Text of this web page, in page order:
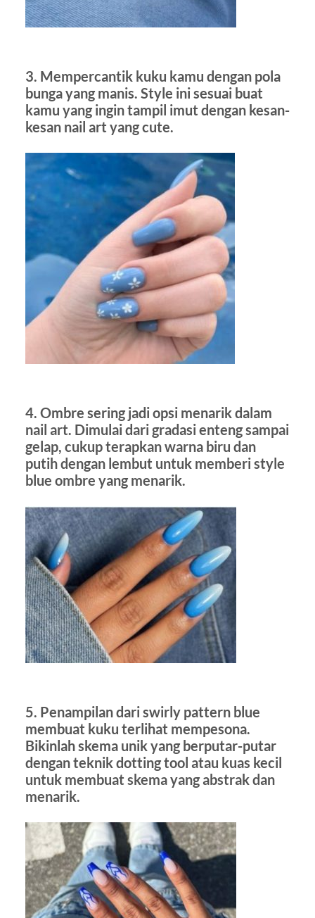
3. Mempercantik kuku kamu dengan pola
bunga yang manis. Style ini sesuai buat
kamu yang ingin tampil imut dengan kesan-
kesan nail art yang cute.
4. Ombre sering jadi opsi menarik dalam
nail art. Dimulai dari gradasi enteng sampai
gelap, cukup terapkan warna biru dan
putih dengan lembut untuk memberi style
blue ombre yang menarik.
5. Penampilan dari swirly pattern blue
membuat kuku terlihat mempesona.
Bikinlah skema unik yang berputar-putar
dengan teknik dotting tool atau kuas kecil
untuk membuat skema yang abstrak dan
menarik.